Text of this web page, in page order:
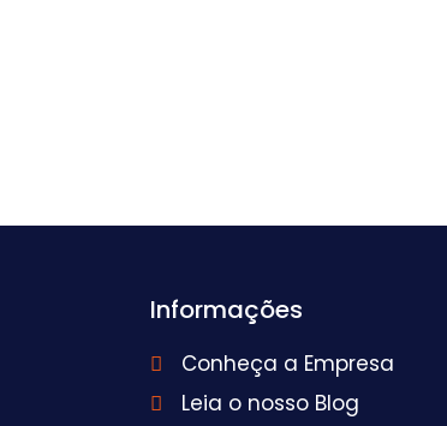
Informações
Conheça a Empresa
Leia o nosso Blog